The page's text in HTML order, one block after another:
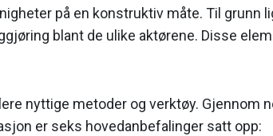
på en konstruktiv måte. Til grunn
blant de ulike aktørene. Disse
nyttige metoder og verktøy. Gjennom
er seks hovedan­befalinger satt opp: